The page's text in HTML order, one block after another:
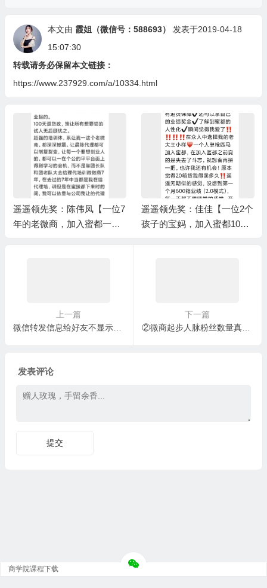
本文由 霞姐（微信号：588693）
发表于2019-04-18
15:07:30
转载请务必保留本文链接：
https://www.237929.com/a/10334.html
遥遥领先奖：佳佳【一位2个
孩子的宝妈，加入蜜都10个
水果店老板娘加入蜜都三个
月业绩1500箱
上一篇
微信转发信息给好友不显示最近联系人，微信最近联系人空白
下一篇
②微商起步人脉粉丝数量真的是最重要的吗？遥遥领先群的大咖告诉我们粉丝在于精而不在多
发表评论
商学院课程下载